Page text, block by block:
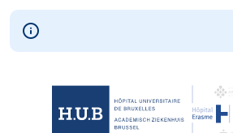
Skip to main content